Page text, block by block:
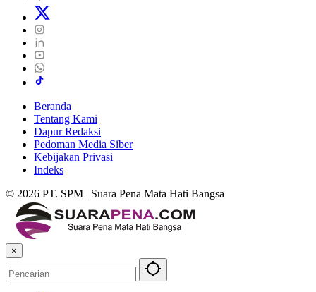
Beranda
Tentang Kami
Dapur Redaksi
Pedoman Media Siber
Kebijakan Privasi
Indeks
© 2026 PT. SPM | Suara Pena Mata Hati Bangsa
×